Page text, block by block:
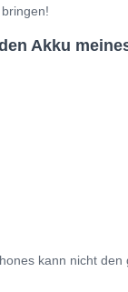
Akku
kann nicht den